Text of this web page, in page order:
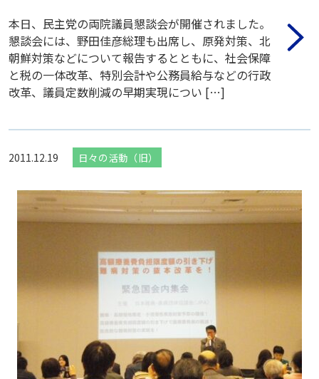
本日、民主党の両院議員懇談会が開催されました。
懇談会には、野田佳彦総理も出席し、原発対策、北
朝鮮対策などについて報告するとともに、社会保障
と税の一体改革、特別会計や公務員給与などの行政
改革、議員定数削減の早期実現につい […]
2011.12.19 日々の活動（旧）